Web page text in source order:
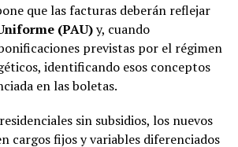
que las facturas deberán reflejar
(PAU)y, cuando
previstas por el régimen
identificando esos conceptos
en las boletas.
sin subsidios, los nuevos
cargos fijos y variables diferenciados